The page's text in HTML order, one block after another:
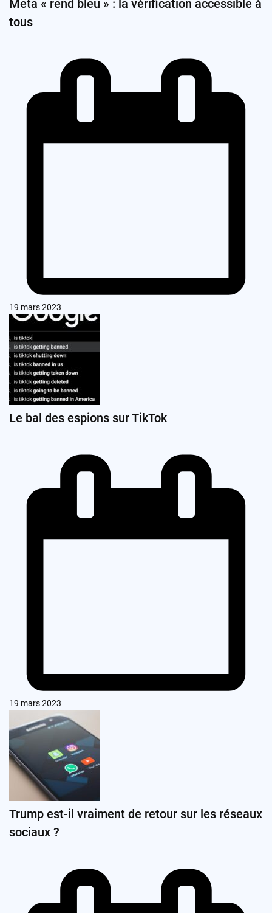
Meta « rend bleu » : la vérification accessible à
tous
19 mars 2023
Le bal des espions sur TikTok
19 mars 2023
Trump est-il vraiment de retour sur les réseaux
sociaux ?